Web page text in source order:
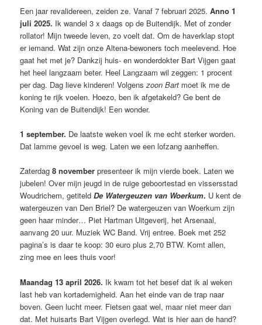
Een jaar revalidereen, zeiden ze. Vanaf 7 februari 2025.Anno 1
juli 2025. Ik wandel 3 x daags op de Buitendijk. Met of zonder
rollator! Mijn tweede leven, zo voelt dat. Om de haverklap stopt
er iemand. Wat zijn onze Altena-bewoners toch meelevend. Hoe
gaat het met je? Dankzij huis- en wonderdokter Bart Vijgen gaat
het heel langzaam beter. Heel Langzaam wil zeggen: 1 procent
per dag. Dag lieve kinderen! Volgenszoon Bart moet ik me de
koning te rijk voelen. Hoezo, ben ik afgetakeld? Ge bent de
Koning van de Buitendijk! Een wonder.
1 september. De laatste weken voel ik me echt sterker worden.
Dat lamme gevoel is weg. Laten we een lofzang aanheffen.
Zaterdag8 november presenteer ik mijn vierde boek. Laten we
jubelen! Over mijn jeugd in de ruige geboortestad en vissersstad
Woudrichem, getiteldDe Watergeuzen van Woerkum. U kent de
watergeuzen van Den Briel? De watergeuzen van Woerkum zijn
geen haar minder… Piet Hartman Uitgeverij, het Arsenaal,
aanvang 20 uur. Muziek WC Band. Vrij entree. Boek met 252
pagina’s is daar te koop: 30 euro plus 2,70 BTW. Komt allen,
zing mee en lees thuis voor!
Maandag 13 april 2026. Ik kwam tot het besef dat ik al weken
last heb van kortademigheid. Aan het einde van de trap naar
boven. Geen lucht meer. Fietsen gaat wel, maar niet meer dan
dat. Met huisarts Bart Vijgen overlegd. Wat is hier aan de hand?